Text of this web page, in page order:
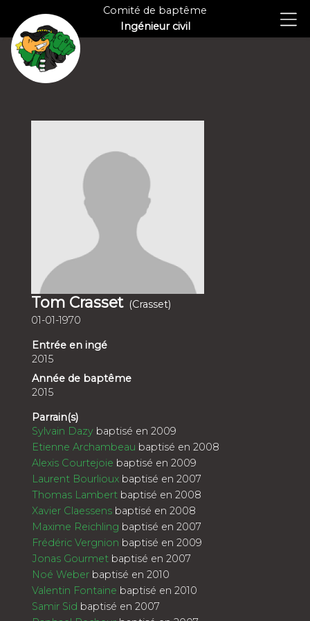
Comité de baptême
Ingénieur civil
Tom Crasset (Crasset)
01-01-1970
Entrée en ingé
2015
Année de baptême
2015
Parrain(s)
Sylvain Dazy baptisé en 2009
Etienne Archambeau baptisé en 2008
Alexis Courtejoie baptisé en 2009
Laurent Bourlioux baptisé en 2007
Thomas Lambert baptisé en 2008
Xavier Claessens baptisé en 2008
Maxime Reichling baptisé en 2007
Frédéric Vergnion baptisé en 2009
Jonas Gourmet baptisé en 2007
Noé Weber baptisé en 2010
Valentin Fontaine baptisé en 2010
Samir Sid baptisé en 2007